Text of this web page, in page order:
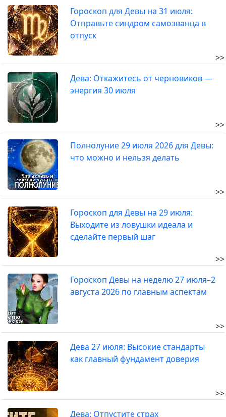
Гороскоп для Девы на 31 июля:
Отправьте синдром самозванца в
отпуск
>>
Дева: Откажитесь от черновиков —
энергия 30 июля
>>
Полнолуние 29 июля 2026 для Девы:
что можно и нельзя делать
>>
Гороскоп для Девы на 29 июля:
Выходите из ловушки идеала и
сделайте первый шаг
>>
Гороскоп Девы на неделю 27 июля–2
августа 2026 по главным аспектам
>>
Дева 27 июля: Высокие стандарты
как главный фундамент доверия
>>
Дева: Отпустите страх